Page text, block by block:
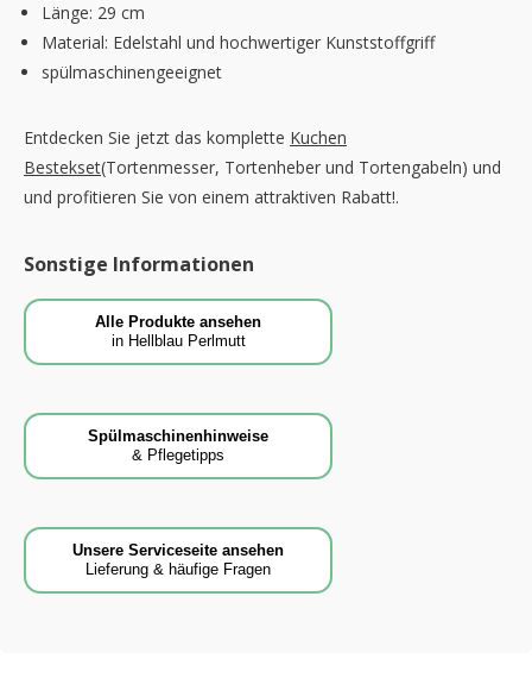
Länge: 29 cm
Material: Edelstahl und hochwertiger Kunststoffgriff
spülmaschinengeeignet
Entdecken Sie jetzt das komplette Kuchen
Bestekset(Tortenmesser, Tortenheber und Tortengabeln) und
und profitieren Sie von einem attraktiven Rabatt!.
Sonstige Informationen
Alle Produkte ansehen
in Hellblau Perlmutt
Spülmaschinenhinweise
& Pflegetipps
Unsere Serviceseite ansehen
Lieferung & häufige Fragen